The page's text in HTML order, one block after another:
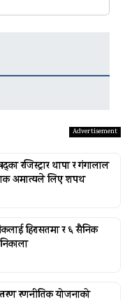
रजिस्ट्रार थापा र गंगालाल
अमात्यले लिए शपथ
हिरासतमा र ६ सैनिक
रणनीतिक योजनाको